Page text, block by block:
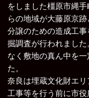
をしました橿原市縄手
らの地域が大藤原京
分譲のための造成工
掘調査が行われまし
なく敷地の真ん中を
た。
奈良は埋蔵文化財エ
工事等を行う前に市